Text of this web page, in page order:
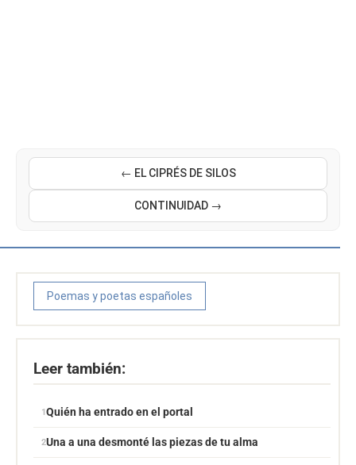
← EL CIPRÉS DE SILOS
CONTINUIDAD →
Poemas y poetas españoles
Leer también:
Quién ha entrado en el portal
Una a una desmonté las piezas de tu alma